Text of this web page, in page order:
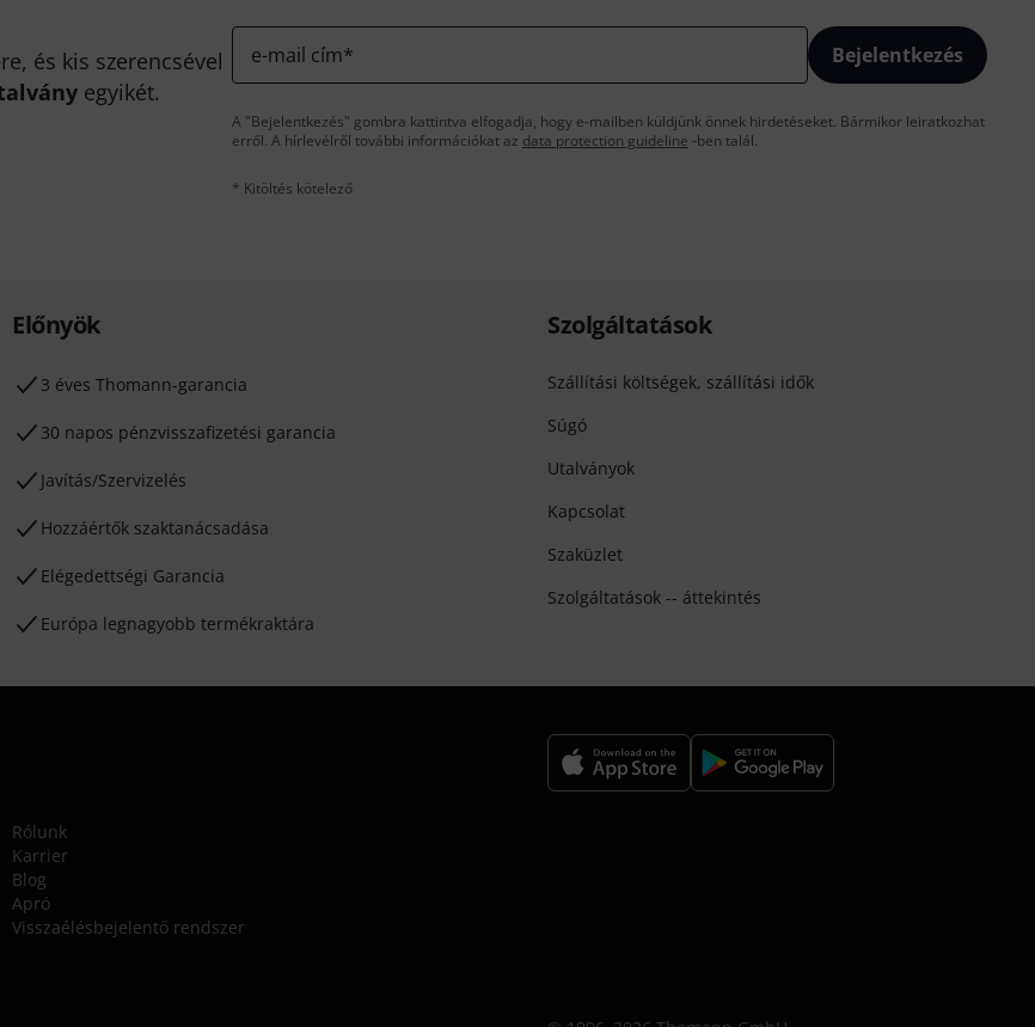
és kis szerencsével
egyikét.
e-mail cím* Bejelentkezés
A "Bejelentkezés" gombra kattintva elfogadja, hogy e-mailben küldjünk önnek hirdetéseket. Bármikor leiratkozhat
erről. A hírlevélről további információkat az data protection guideline -ben talál.
* Kitöltés kötelező
Előnyök
3 éves Thomann-garancia
30 napos pénzvisszafizetési garancia
Javítás/Szervizelés
Hozzáértők szaktanácsadása
Elégedettségi Garancia
Európa legnagyobb termékraktára
Szolgáltatások
Szállítási költségek, szállítási idők
Súgó
Utalványok
Kapcsolat
Szaküzlet
Szolgáltatások -- áttekintés
Rólunk
Karrier
Blog
Apró
Visszaélésbejelentő rendszer